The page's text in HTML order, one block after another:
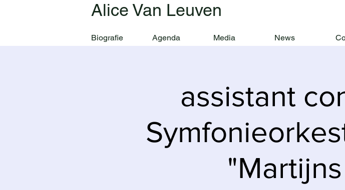
Alice Van Leuven
Biografie Agenda Media News
assistant